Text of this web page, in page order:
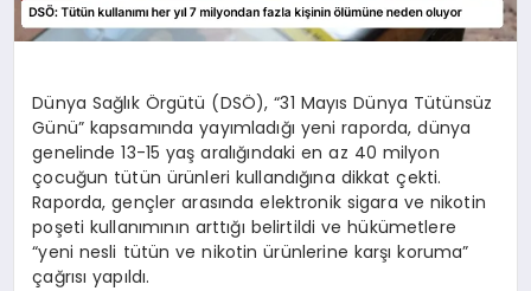
Dünya Sağlık Örgütü (DSÖ), “31 Mayıs Dünya Tütünsüz
Günü” kapsamında yayımladığı yeni raporda, dünya
genelinde 13-15 yaş aralığındaki en az 40 milyon
çocuğun tütün ürünleri kullandığına dikkat çekti.
Raporda, gençler arasında elektronik sigara ve nikotin
poşeti kullanımının arttığı belirtildi ve hükümetlere
“yeni nesli tütün ve nikotin ürünlerine karşı koruma”
çağrısı yapıldı.